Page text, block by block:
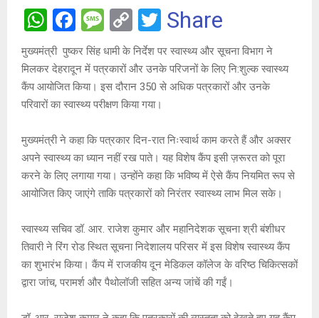
W
h
at
s
A
p
p
F
a
ce
b
o
o
k
M
es
s
a
g
e
C
o
py
Li
n
k
T
wi
tt
er
Share
मुख्यमंत्री पुष्कर सिंह धामी के निर्देश पर स्वास्थ्य और सूचना विभाग ने
मिलकर देहरादून में पत्रकारों और उनके परिजनों के लिए नि:शुल्क स्वास्थ्य
कैंप आयोजित किया। इस दौरान 350 से अधिक पत्रकारों और उनके
परिवारों का स्वास्थ्य परीक्षण किया गया।
मुख्यमंत्री ने कहा कि पत्रकार दिन-रात निःस्वार्थ काम करते हैं और अक्सर
अपने स्वास्थ्य का ध्यान नहीं रख पाते। यह विशेष कैंप इसी ज़रूरत को पूरा
करने के लिए लगाया गया। उन्होंने कहा कि भविष्य में ऐसे कैंप नियमित रूप से
आयोजित किए जाएंगे ताकि पत्रकारों को निरंतर स्वास्थ्य लाभ मिल सके।
स्वास्थ्य सचिव डॉ. आर. राजेश कुमार और महानिदेशक सूचना श्री बंशीधर
तिवारी ने रिंग रोड स्थित सूचना निदेशालय परिसर में इस विशेष स्वास्थ्य कैंप
का शुभारंभ किया। कैंप में राजकीय दून मेडिकल कॉलेज के वरिष्ठ चिकित्सकों
द्वारा जांच, परामर्श और पैथोलॉजी सहित अन्य जांचें की गईं।